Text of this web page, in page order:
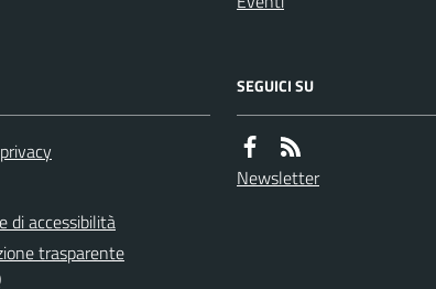
di accessibilità
trasparente
SEGUICI SU
Newsletter